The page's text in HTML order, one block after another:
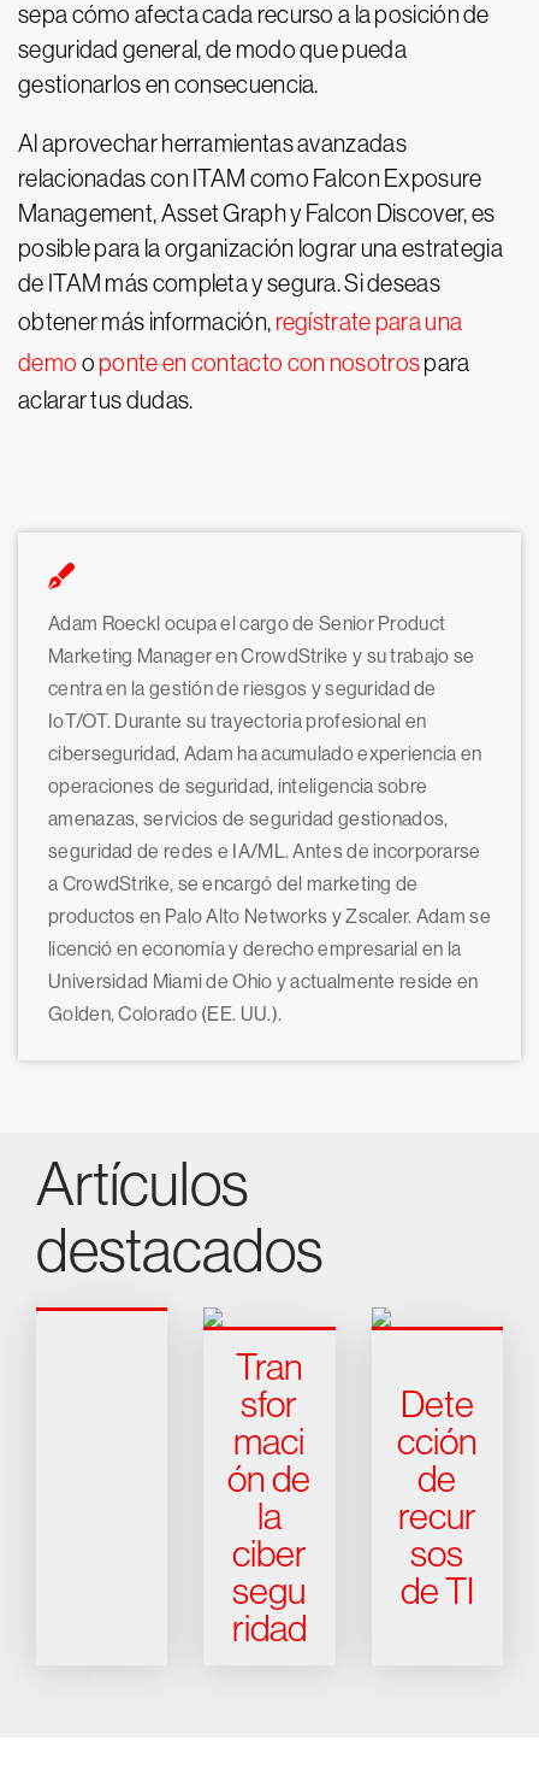
sepa cómo afecta cada recurso a la posición de
seguridad general, de modo que pueda
gestionarlos en consecuencia.
Al aprovechar herramientas avanzadas
relacionadas con ITAM como Falcon Exposure
Management, Asset Graph y Falcon Discover, es
posible para la organización lograr una estrategia
de ITAM más completa y segura. Si deseas
obtener más información, regístrate para una
demo o ponte en contacto con nosotrospara
aclarar tus dudas.
Adam Roeckl ocupa el cargo de Senior Product
Marketing Manager en CrowdStrike y su trabajo se
centra en la gestión de riesgos y seguridad de
IoT/OT. Durante su trayectoria profesional en
ciberseguridad, Adam ha acumulado experiencia en
operaciones de seguridad, inteligencia sobre
amenazas, servicios de seguridad gestionados,
seguridad de redes e IA/ML. Antes de incorporarse
a CrowdStrike, se encargó del marketing de
productos en Palo Alto Networks y Zscaler. Adam se
licenció en economía y derecho empresarial en la
Universidad Miami de Ohio y actualmente reside en
Golden, Colorado (EE. UU.).
Artículos
destacados
Tran
sfor
maci
ón de
la
ciber
segu
ridad
Dete
cción
de
recur
sos
de TI